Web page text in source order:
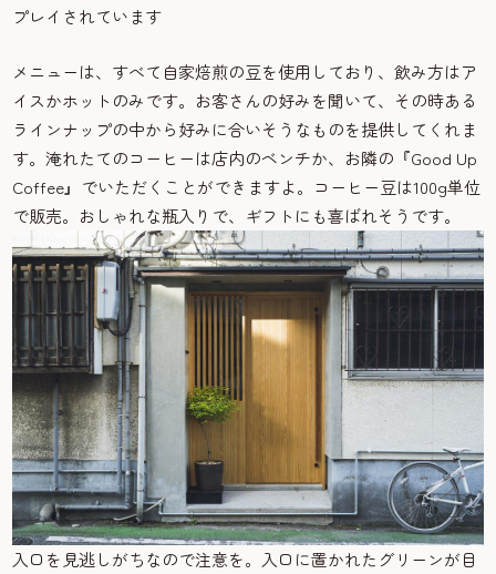
プレイされています
メニューは、すべて自家焙煎の豆を使用しており、飲み方はア
イスかホットのみです。お客さんの好みを聞いて、その時ある
ラインナップの中から好みに合いそうなものを提供してくれま
す。淹れたてのコーヒーは店内のベンチか、お隣の『Good Up
Coffee』でいただくことができますよ。コーヒー豆は100g単位
で販売。おしゃれな瓶入りで、ギフトにも喜ばれそうです。
入口を見逃しがちなので注意を。入口に置かれたグリーンが目